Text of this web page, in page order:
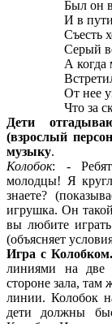
Был он
И в
Съесть
Серый
А когда
От нее
Что за
Дети
(взрослый
музыку.
Колобок: -
молодцы! Я
знаете?
игрушка. Он
вы любите
(объясняет
Игра с Колобком.
линиями на две
стороне зала, там
линии. Колобок
дети должны